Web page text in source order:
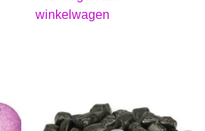
winkelwagen